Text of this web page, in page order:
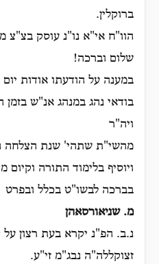
ברוקלין.
הוו"ח אי"א נו"נ עוסק בצ"צ
שלום וברכה!
במענה על הודעתו אודות
בודאי נהג במנהג אנ"ש בזמן
ויה"ר
מהשי"ת שתהי' שנת הצלחה
ויוסיף בלימוד התורה
בברכה לבשו"ט בכלל ובפרט
מ. שניאורסאהן
נ.ב. הפ"נ יקרא בעת רצון על
זצוקללה"ה נבג"מ זי"ע.